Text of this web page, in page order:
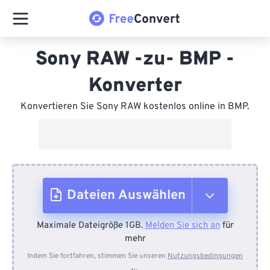
Sony RAW -zu- BMP -
Konverter
Konvertieren Sie Sony RAW kostenlos online in BMP.
Dateien Auswählen
Vom Gerät
Maximale Dateigröße 1GB.Melden Sie sich anfür
mehr
Indem Sie fortfahren, stimmen Sie unseren Nutzungsbedingungen